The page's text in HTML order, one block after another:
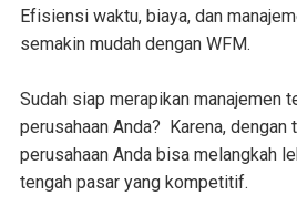
Efisiensi waktu, biaya, dan
semakin mudah dengan WFM.
Sudah siap merapikan manajemen
perusahaan Anda? Karena, dengan
perusahaan Anda bisa melangkah
tengah pasar yang kompetitif.